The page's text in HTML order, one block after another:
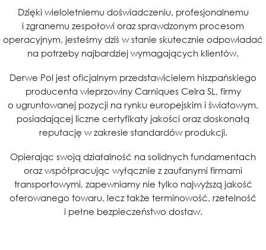
Dzięki wieloletniemu doświadczeniu, profesjonalnemu
i zgranemu zespołowi oraz sprawdzonym procesom
operacyjnym, jesteśmy dziś w stanie skutecznie odpowiadać
na potrzeby najbardziej wymagających klientów.
Derwe Pol jest oficjalnym przedstawicielem hiszpańskiego
producenta wieprzowiny Carniques Celra SL, firmy
o ugruntowanej pozycji na rynku europejskim i światowym,
posiadającej liczne certyfikaty jakości oraz doskonałą
reputację w zakresie standardów produkcji.
Opierając swoją działalność na solidnych fundamentach
oraz współpracując wyłącznie z zaufanymi firmami
transportowymi, zapewniamy nie tylko najwyższą jakość
oferowanego towaru, lecz także terminowość, rzetelność
i pełne bezpieczeństwo dostaw.